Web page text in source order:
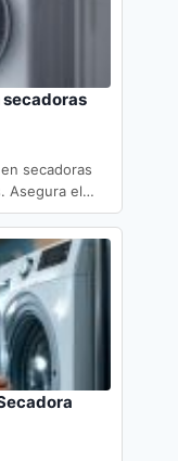
secadoras
secadoras
Asegura el…